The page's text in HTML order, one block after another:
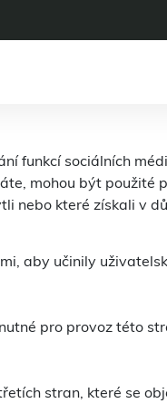
funkcí sociálních
mohou být použité
nebo které získali v
aby učinily
pro provoz této
stran, které se